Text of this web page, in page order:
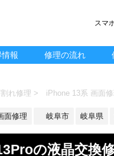
スマ
情報 修理の流れ
れ修理 > iPhone 13系 画面修
面修理 岐阜市 岐阜県
の液晶交換